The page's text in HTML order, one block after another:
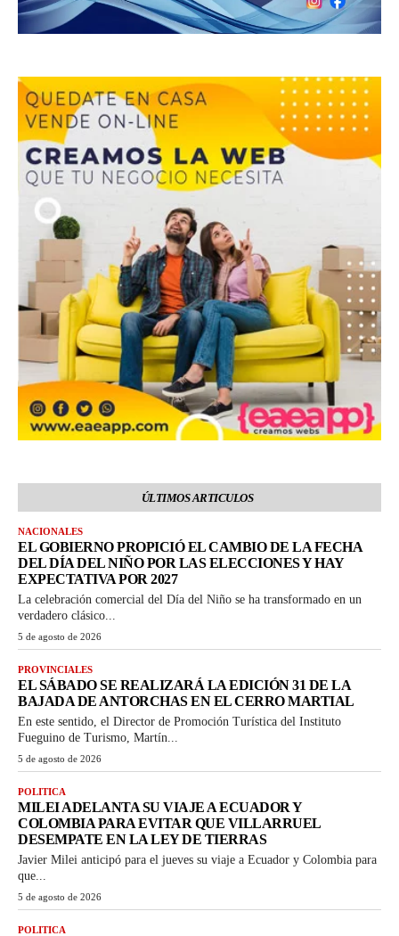
ÚLTIMOS ARTICULOS
NACIONALES
EL GOBIERNO PROPICIÓ EL CAMBIO DE LA FECHA
DEL DÍA DEL NIÑO POR LAS ELECCIONES Y HAY
EXPECTATIVA POR 2027
La celebración comercial del Día del Niño se ha transformado en un
verdadero clásico...
5 de agosto de 2026
PROVINCIALES
EL SÁBADO SE REALIZARÁ LA EDICIÓN 31 DE LA
BAJADA DE ANTORCHAS EN EL CERRO MARTIAL
En este sentido, el Director de Promoción Turística del Instituto
Fueguino de Turismo, Martín...
5 de agosto de 2026
POLITICA
MILEI ADELANTA SU VIAJE A ECUADOR Y
COLOMBIA PARA EVITAR QUE VILLARRUEL
DESEMPATE EN LA LEY DE TIERRAS
Javier Milei anticipó para el jueves su viaje a Ecuador y Colombia para
que...
5 de agosto de 2026
POLITICA